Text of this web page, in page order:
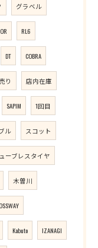
グラベル
RL6
DT COBRA
り 店内在庫
SAPIM 1回目
ル スコット
ーブレスタイヤ
木曽川
Kabuto IZANAGI